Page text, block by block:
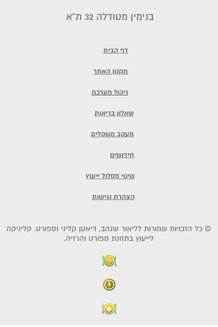
© כל הזכויות שמורות לליאור שנהב, דיאטן קליני וספורט. קליניקה
לייעוץ בתזונת ספורט והרזיה.
דף הבית
תקנון האתר
ניהול מערכת
שאלון בריאות
מעקב משקלים
חידושים
שינוי מסלול ייעוץ
הצהרת נגישות
בנימין מטודלה 32 ת"א